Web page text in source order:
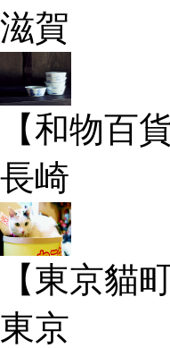
滋賀
【和物百
長崎
【東京貓
東京